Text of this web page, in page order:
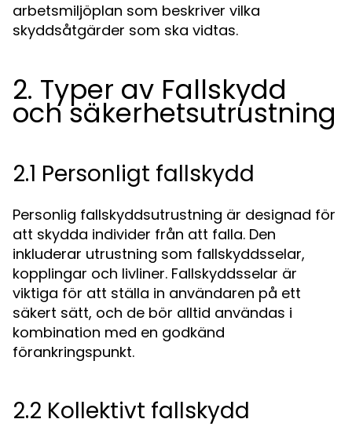
arbetsmiljöplan som beskriver vilka
skyddsåtgärder som ska vidtas.
2. Typer av Fallskydd
och säkerhetsutrustning
2.1 Personligt fallskydd
Personlig fallskyddsutrustning är designad för
att skydda individer från att falla. Den
inkluderar utrustning som fallskyddsselar,
kopplingar och livliner. Fallskyddsselar är
viktiga för att ställa in användaren på ett
säkert sätt, och de bör alltid användas i
kombination med en godkänd
förankringspunkt.
2.2 Kollektivt fallskydd